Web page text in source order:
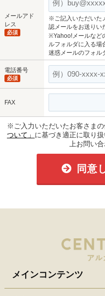
メールアド
レス
必須
※ご記入いただいた
認メールをお送りい
※Yahoo!メールなど
ルフォルダに入る場
迷惑メールのフォル
電話番号
必須
FAX
※ご入力いただいたお客さまの
ついて」 に基づき適正に取り
上お問い
同意
メインコンテンツ